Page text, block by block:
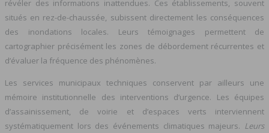
révéler des informations inattendues. Ces établissements, souvent
situés en rez-de-chaussée, subissent directement les conséquences
des inondations locales. Leurs témoignages permettent de
cartographier précisément les zones de débordement récurrentes et
d’évaluer la fréquence des phénomènes.
Les services municipaux techniques conservent par ailleurs une
mémoire institutionnelle des interventions d’urgence. Les équipes
d’assainissement, de voirie et d’espaces verts interviennent
systématiquement lors des événements climatiques majeurs. Leurs